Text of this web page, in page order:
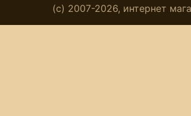
(с) 2007-2026, интернет